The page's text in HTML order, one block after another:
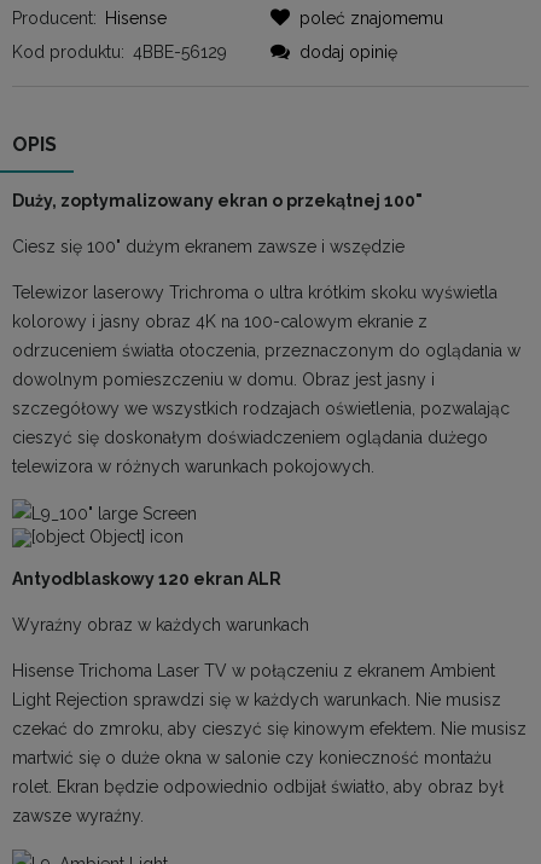
Producent:
Hisense
Kod produktu: 4BBE-56129
poleć znajomemu
dodaj opinię
OPIS
Duży, zoptymalizowany ekran o przekątnej 100"
Ciesz się 100" dużym ekranem zawsze i wszędzie
Telewizor laserowy Trichroma o ultra krótkim skoku wyświetla
kolorowy i jasny obraz 4K na 100-calowym ekranie z
odrzuceniem światła otoczenia, przeznaczonym do oglądania w
dowolnym pomieszczeniu w domu. Obraz jest jasny i
szczegółowy we wszystkich rodzajach oświetlenia, pozwalając
cieszyć się doskonałym doświadczeniem oglądania dużego
telewizora w różnych warunkach pokojowych.
Antyodblaskowy 120 ekran ALR
Wyraźny obraz w każdych warunkach
Hisense Trichoma Laser TV w połączeniu z ekranem Ambient
Light Rejection sprawdzi się w każdych warunkach. Nie musisz
czekać do zmroku, aby cieszyć się kinowym efektem. Nie musisz
martwić się o duże okna w salonie czy konieczność montażu
rolet. Ekran będzie odpowiednio odbijał światło, aby obraz był
zawsze wyraźny.